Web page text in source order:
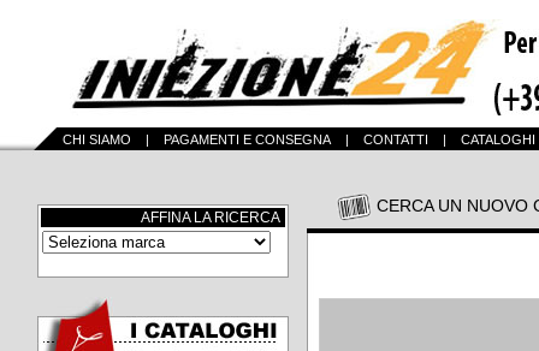
CHI SIAMO | PAGAMENTI E CONSEGNA| CONTATTI | CATALOGHI
AFFINA LA RICERCA
CERCA UN NUOVO